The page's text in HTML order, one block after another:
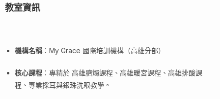
教室資訊
機構名稱：My Grace 國際培訓機構（高雄分部）
核心課程 ：專精於 高雄臍燭課程、高雄暖宮課程、高雄排酸課
程、專業採耳與銀珠洗眼教學。